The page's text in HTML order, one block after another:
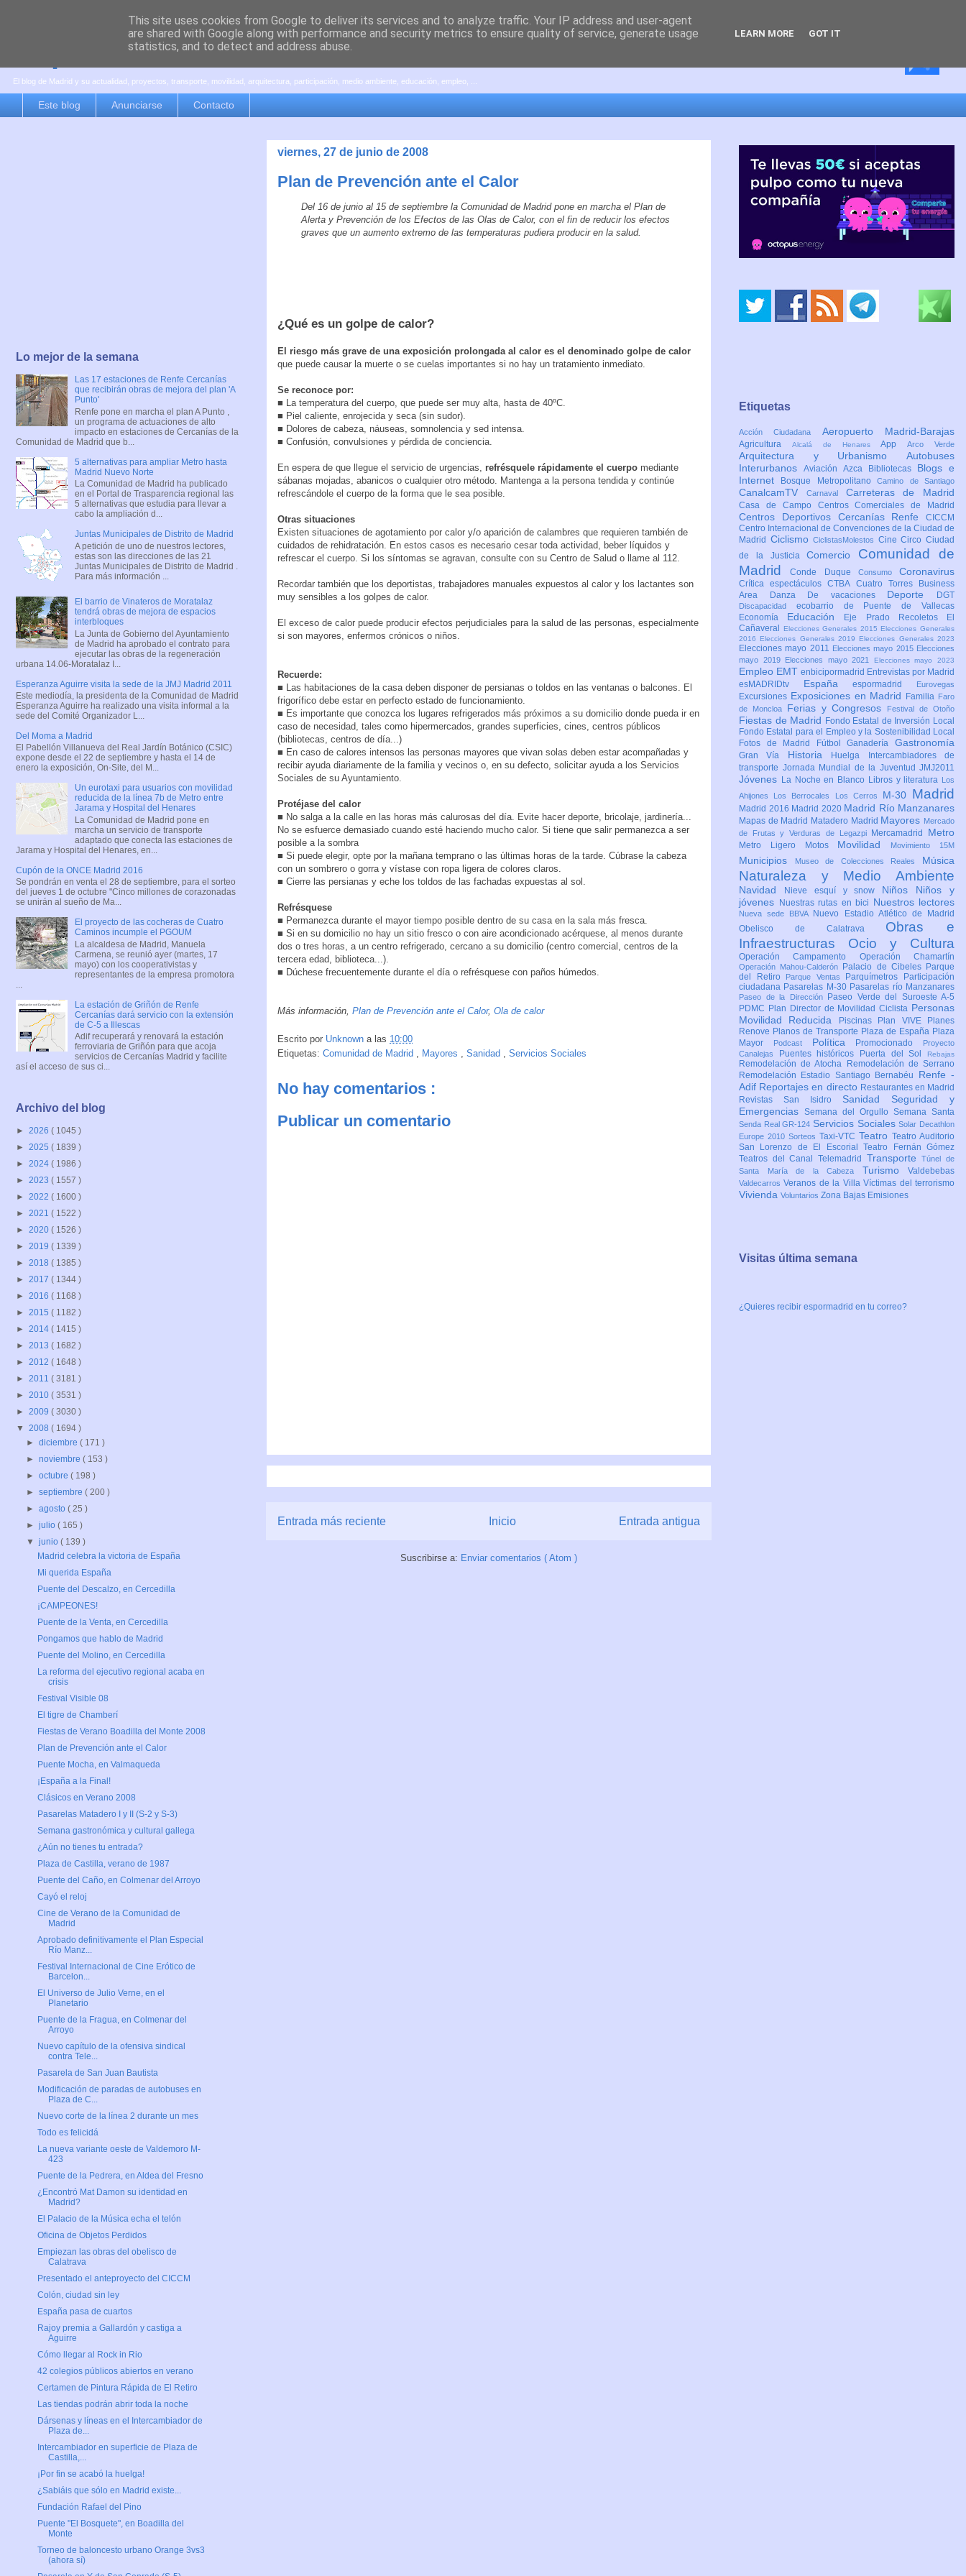
es por madrid
El blog de Madrid y su actualidad, proyectos, transporte, movilidad, arquitectura, participación, medio ambiente, educación, empleo, ...
Este blog Anunciarse Contacto
viernes, 27 de junio de 2008
Plan de Prevención ante el Calor
Del 16 de junio al 15 de septiembre la Comunidad de Madrid pone en marcha el Plan de
Alerta y Prevención de los Efectos de las Olas de Calor, con el fin de reducir los efectos
graves que un aumento extremo de las temperaturas pudiera producir en la salud.
¿Qué es un golpe de calor?
El riesgo más grave de una exposición prolongada al calor es el denominado golpe de calor
que puede causar la muerte o se cuelas importantes si no hay un tratamiento inmediato.
Se reconoce por:
■ La temperatura del cuerpo, que puede ser muy alta, hasta de 40ºC.
■ Piel caliente, enrojecida y seca (sin sudor).
■ Dolores de cabeza, náuseas, somnolencia y sed intensa.
■ Confusión, convulsiones y pérdida de conciencia.
En espera de que llegue el servicio de urgencias, refrésquele rápidamente el cuerpo mediante
sábanas mojadas, abanicos o cualquier otro método. Mantenga a la persona tendida y continúe
refrescándole el cuerpo de la forma que le sea posible.
Otras situaciones
Existen situaciones de agotamiento por calor y/o aparición de calambres que requieren también de
cuidados de rehidratación. En estos casos es necesario cesar toda actividad, beber líquidos y
refrescar el cuerpo. Si los síntomas se agravan, consulte con su Centro de Salud o llame al 112.
Recordar también que los deportistas, trabajadores manuales expuestos al calor y los lactantes son
muy sensibles a los golpes de calor.
El exceso de calor puede producir efectos perjudiciales para la salud de las personas, especialmente
si son mayores, enfermos crónicos o niños.
Recuerde:
■ Las habitaciones de la casa deben disponer de persianas o toldos en las ventanas o balcones. El
frigorífico debe estar en perfecto estado de funcionamiento.
■ Es importante que conozca los lugares refrigerados más próximos a su domicilio donde pueda ir en
caso de necesidad, tales como hipermercados, grandes superficies, cines, centros públicos
(bibliotecas, centros de día...)
■ En caso de calores intensos las personas mayores que vivan solas deben estar acompañadas y
recibir ayuda diariamente de la familia y vecinos o, en su defecto, solicitar ayuda a los Servicios
Sociales de su Ayuntamiento.
Protéjase del calor
■ No salga a la calle en las horas más calurosas del día. Evite hacer deporte, bricolaje, jardinería...
No se esfuerce demasiado cuando esté haciendo mucho calor. Si tiene que salir permanezca a ser
posible a la sombra
■ Si puede elegir, opte por la mañana temprano o las últimas horas de la tarde. Cúbrase la cabeza
con un sombrero o gorra y vístase con ropa ligera de colores claros.
■ Cierre las persianas y eche los toldos de las fachadas expuestas al sol.
Refrésquese
■ Permanezca durante el mayor tiempo posible dentro de su casa en la sala más fresca.
■ Si en su domicilio no hay un sitio fresco o con aire acondicionado acérquese, al menos durante
dos o tres horas, a un centro refrigerado, cercano a su domicilio (centro comercial, centros de la
tercera edad, biblioteca...).
■ Dúchese frecuentemente durante el día o refrésquese con paños húmedos.
Más información, Plan de Prevención ante el Calor, Ola de calor
Escrito por Unknown a las 10:00
Etiquetas: Comunidad de Madrid Mayores Sanidad Servicios Sociales
No hay comentarios :
Publicar un comentario
Entrada más reciente Entrada antigua
Inicio
Suscribirse a: Enviar comentarios ( Atom )
Lo mejor de la semana
Las 17 estaciones de Renfe Cercanías
que recibirán obras de mejora del plan 'A
Punto'
Renfe pone en marcha el plan A Punto ,
un programa de actuaciones de alto
impacto en estaciones de Cercanías de la
Comunidad de Madrid que b...
5 alternativas para ampliar Metro hasta
Madrid Nuevo Norte
La Comunidad de Madrid ha publicado
en el Portal de Trasparencia regional las
5 alternativas que estudia para llevar a
cabo la ampliación d...
Juntas Municipales de Distrito de Madrid
A petición de uno de nuestros lectores,
estas son las direcciones de las 21
Juntas Municipales de Distrito de Madrid .
Para más información ...
El barrio de Vinateros de Moratalaz
tendrá obras de mejora de espacios
interbloques
La Junta de Gobierno del Ayuntamiento
de Madrid ha aprobado el contrato para
ejecutar las obras de la regeneración
urbana 14.06-Moratalaz I...
Esperanza Aguirre visita la sede de la JMJ Madrid 2011
Este mediodía, la presidenta de la Comunidad de Madrid
Esperanza Aguirre ha realizado una visita informal a la
sede del Comité Organizador L...
Del Moma a Madrid
El Pabellón Villanueva del Real Jardín Botánico (CSIC)
expone desde el 22 de septiembre y hasta el 14 de
enero la exposición, On-Site, del M...
Un eurotaxi para usuarios con movilidad
reducida de la línea 7b de Metro entre
Jarama y Hospital del Henares
La Comunidad de Madrid pone en
marcha un servicio de transporte
adaptado que conecta las estaciones de
Jarama y Hospital del Henares, en...
Cupón de la ONCE Madrid 2016
Se pondrán en venta el 28 de septiembre, para el sorteo
del jueves 1 de octubre "Cinco millones de corazonadas
se unirán al sueño de Ma...
El proyecto de las cocheras de Cuatro
Caminos incumple el PGOUM
La alcaldesa de Madrid, Manuela
Carmena, se reunió ayer (martes, 17
mayo) con los cooperativistas y
representantes de la empresa promotora
La estación de Griñón de Renfe
Cercanías dará servicio con la extensión
de C-5 a Illescas
Adif recuperará y renovará la estación
ferroviaria de Griñón para que acoja
servicios de Cercanías Madrid y facilite
así el acceso de sus ci...
Archivo del blog
► 2026 ( 1045 )
► 2025 ( 1839 )
► 2024 ( 1986 )
► 2023 ( 1557 )
► 2022 ( 1600 )
► 2021 ( 1522 )
► 2020 ( 1526 )
► 2019 ( 1339 )
► 2018 ( 1385 )
► 2017 ( 1344 )
► 2016 ( 1168 )
► 2015 ( 1182 )
► 2014 ( 1415 )
► 2013 ( 1682 )
► 2012 ( 1648 )
► 2011 ( 3181 )
► 2010 ( 3531 )
► 2009 ( 3030 )
▼ 2008 ( 1694 )
►diciembre( 171 )
►noviembre( 153 )
►octubre( 198 )
►septiembre( 200 )
►agosto( 25 )
►julio( 165 )
▼junio( 139 )
Madrid celebra la victoria de España
Mi querida España
Puente del Descalzo, en Cercedilla
¡CAMPEONES!
Puente de la Venta, en Cercedilla
Pongamos que hablo de Madrid
Puente del Molino, en Cercedilla
La reforma del ejecutivo regional acaba en
crisis
Festival Visible 08
El tigre de Chamberí
Fiestas de Verano Boadilla del Monte 2008
Plan de Prevención ante el Calor
Puente Mocha, en Valmaqueda
¡España a la Final!
Clásicos en Verano 2008
Pasarelas Matadero I y II (S-2 y S-3)
Semana gastronómica y cultural gallega
¿Aún no tienes tu entrada?
Plaza de Castilla, verano de 1987
Puente del Caño, en Colmenar del Arroyo
Cayó el reloj
Cine de Verano de la Comunidad de
Madrid
Aprobado definitivamente el Plan Especial
Río Manz...
Festival Internacional de Cine Erótico de
Barcelon...
El Universo de Julio Verne, en el
Planetario
Puente de la Fragua, en Colmenar del
Arroyo
Nuevo capítulo de la ofensiva sindical
contra Tele...
Pasarela de San Juan Bautista
Modificación de paradas de autobuses en
Plaza de C...
Nuevo corte de la línea 2 durante un mes
Todo es felicidá
La nueva variante oeste de Valdemoro M-
423
Puente de la Pedrera, en Aldea del Fresno
¿Encontró Mat Damon su identidad en
Madrid?
El Palacio de la Música echa el telón
Oficina de Objetos Perdidos
Empiezan las obras del obelisco de
Calatrava
Presentado el anteproyecto del CICCM
Colón, ciudad sin ley
España pasa de cuartos
Rajoy premia a Gallardón y castiga a
Aguirre
Cómo llegar al Rock in Rio
42 colegios públicos abiertos en verano
Certamen de Pintura Rápida de El Retiro
Las tiendas podrán abrir toda la noche
Dársenas y líneas en el Intercambiador de
Plaza de...
Intercambiador en superficie de Plaza de
Castilla,...
¡Por fin se acabó la huelga!
¿Sabiáis que sólo en Madrid existe...
Fundación Rafael del Pino
Puente "El Bosquete", en Boadilla del
Monte
Torneo de baloncesto urbano Orange 3vs3
(ahora sí)
Etiquetas
Acción Ciudadana Aeropuerto Madrid-Barajas
Agricultura Alcalá de HenaresAppArco Verde
Arquitectura y Urbanismo Autobuses
Interurbanos Aviación Azca Bibliotecas Blogs e
Internet
Bosque MetropolitanoCamino de Santiago
CanalcamTV Carnaval Carreteras de Madrid
Casa de Campo Centros Comerciales de Madrid
Centros Deportivos Cercanías Renfe CICCM
Centro Internacional de Convenciones de la Ciudad de
Madrid CiclismoCiclistasMolestos CineCircoCiudad
de la JusticiaComercio Comunidad de
MadridConde Duque Consumo Coronavirus
Crítica espectáculosCTBA Cuatro Torres Business
Area
Danza De vacaciones Deporte DGT
Discapacidad ecobarrio de Puente de Vallecas
Economía Educación Eje Prado Recoletos
El
Cañaveral
Elecciones Generales 2015 Elecciones Generales
2016 Elecciones Generales 2019 Elecciones Generales 2023
Elecciones mayo 2011 Elecciones mayo 2015 Elecciones
mayo 2019
Elecciones mayo 2021 Elecciones mayo 2023
Empleo EMT enbicipormadrid Entrevistas por Madrid
esMADRIDtv Españaespormadrid Eurovegas
Excursiones Exposiciones en Madrid Familia Faro
de Moncloa
Ferias y Congresos Festival de Otoño
Fiestas de Madrid Fondo Estatal de Inversión Local
Fondo Estatal para el Empleo y la Sostenibilidad Local
Fotos de Madrid
FútbolGanaderíaGastronomía
Gran Vía Historia Huelga
Intercambiadores de
transporte Jornada Mundial de la Juventud JMJ2011
Jóvenes La Noche en Blanco Libros y literatura
Los
Ahijones
Los Berrocales Los Cerros M-30 Madrid
Madrid 2016 Madrid 2020 Madrid Río Manzanares
Mapas de Madrid Matadero Madrid Mayores Mercado
de Frutas y Verduras de Legazpi
Mercamadrid Metro
Metro Ligero Motos Movilidad Movimiento 15M
Municipios Museo de Colecciones Reales Música
Naturaleza y Medio Ambiente
Navidad Nieve esquí y snow Niños Niños y
jóvenes
Nuestras rutas en bici Nuestros lectores
Nueva sede BBVA
Nuevo Estadio Atlético de Madrid
Obelisco de Calatrava Obras e
Infraestructuras Ocio y Cultura
Operación Campamento Operación Chamartín
Operación Mahou-Calderón Palacio de Cibeles Parque
del Retiro
Parque Ventas Parquímetros
Participación
ciudadana Pasarelas M-30 Pasarelas río Manzanares
Paseo de la Dirección
Paseo Verde del Suroeste A-5
PDMC Plan Director de Movilidad Ciclista Personas
Movilidad Reducida
Piscinas Plan VIVE
Planes
Renove Planos de Transporte Plaza de España Plaza
Mayor
Podcast Política Promocionado
Proyecto
Canalejas
Puentes históricos Puerta del Sol Rebajas
Remodelación de Atocha
Remodelación de Serrano
Remodelación Estadio Santiago Bernabéu Renfe -
Adif Reportajes en directo Restaurantes en Madrid
Revistas San Isidro Sanidad Seguridad y
Emergencias Semana del Orgullo Semana Santa
Senda Real GR-124 Servicios SocialesSolar Decathlon
Europe 2010 Sorteos Taxi-VTC Teatro Teatro Auditorio
San Lorenzo de El EscorialTeatro Fernán Gómez
Teatros del Canal Telemadrid TransporteTúnel de
Santa María de la Cabeza Turismo Valdebebas
ValdecarrosVeranos de la VillaVíctimas del terrorismo
Vivienda Voluntarios Zona Bajas Emisiones
Visitas última semana
¿Quieres recibir espormadrid en tu correo?
This site uses cookies from Google to deliver its services and to analyze traffic. Your IP address and user-agent
are shared with Google along with performance and security metrics to ensure quality of service, generate usage
statistics, and to detect and address abuse.
LEARN MORE GOT IT